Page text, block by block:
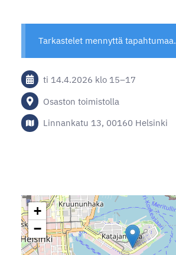
Tarkastelet mennyttä tapahtumaa.
ti 14.4.2026 klo 15–17
Osaston toimistolla
Linnankatu 13, 00160 Helsinki
+
−